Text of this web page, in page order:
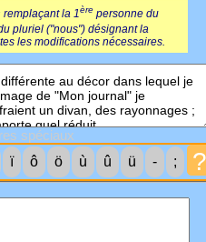
la 1ère personne du
pluriel ("nous") désignant la
les modifications nécessaires.
spéciaux
ï ô ö ù û ü - ; ?